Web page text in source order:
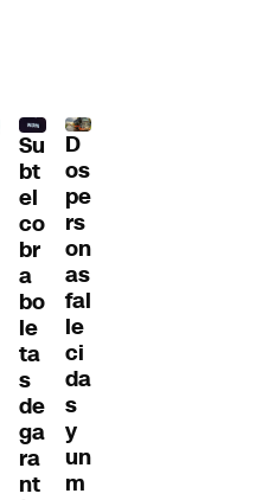
Su
bt
el
co
br
a
bo
le
ta
s
de
ga
ra
nt
D
os
pe
rs
on
as
fal
le
ci
da
s
y
un
m